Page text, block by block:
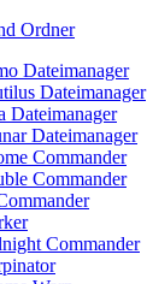
Ordner
Dateimanager
Dateimanager
Dateimanager
Dateimanager
Commander
Commander
Commander